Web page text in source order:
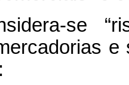
se